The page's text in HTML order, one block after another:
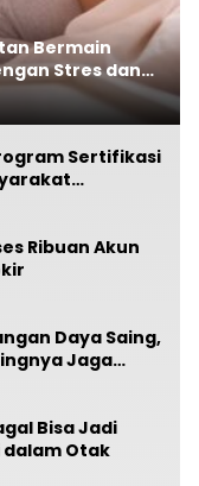
Bermain
Stres dan
Sertifikasi
Ribuan Akun
Daya Saing,
Jaga
Bisa Jadi
dalam Otak